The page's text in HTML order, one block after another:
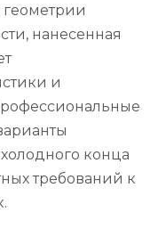
геометрии
нанесенная
и
конца
требований к